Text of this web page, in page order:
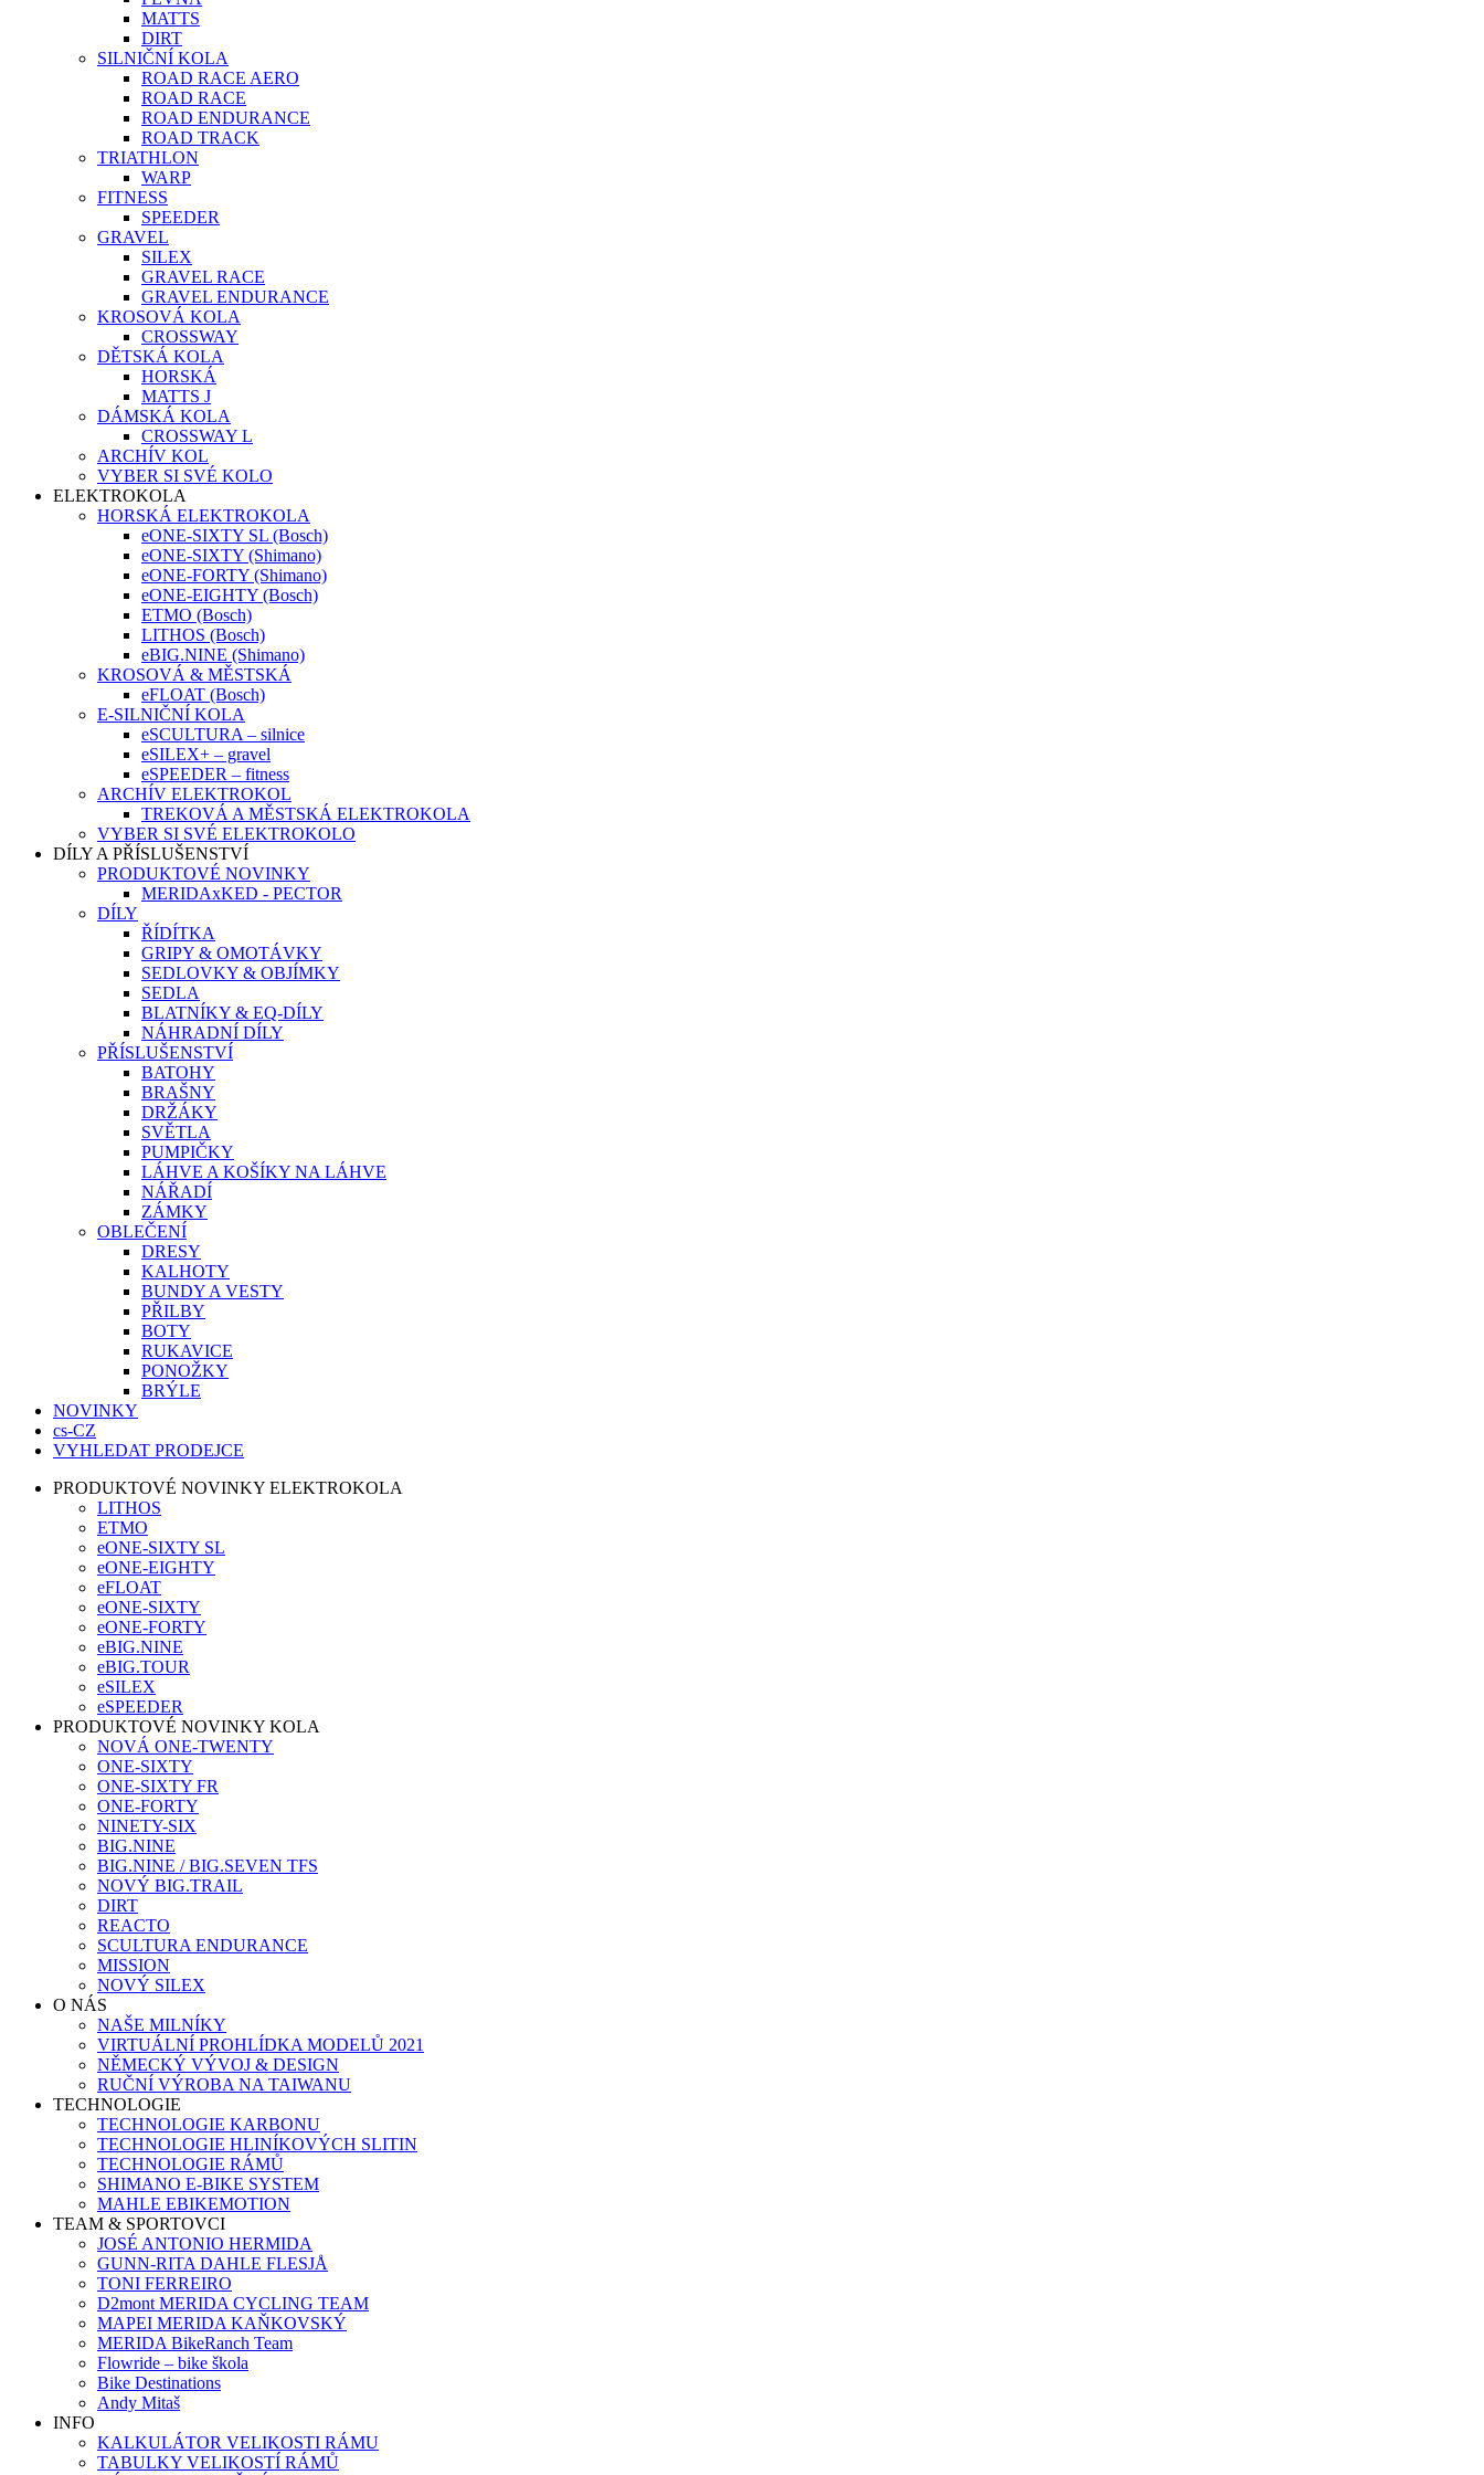
MATTS
DIRT
SILNIČNÍ KOLA
ROAD RACE AERO
ROAD RACE
ROAD ENDURANCE
ROAD TRACK
TRIATHLON
WARP
FITNESS
SPEEDER
GRAVEL
SILEX
GRAVEL RACE
GRAVEL ENDURANCE
KROSOVÁ KOLA
CROSSWAY
DĚTSKÁ KOLA
HORSKÁ
MATTS J
DÁMSKÁ KOLA
CROSSWAY L
ARCHÍV KOL
VYBER SI SVÉ KOLO
ELEKTROKOLA
HORSKÁ ELEKTROKOLA
eONE-SIXTY SL (Bosch)
eONE-SIXTY (Shimano)
eONE-FORTY (Shimano)
eONE-EIGHTY (Bosch)
ETMO (Bosch)
LITHOS (Bosch)
eBIG.NINE (Shimano)
KROSOVÁ & MĚSTSKÁ
eFLOAT (Bosch)
E-SILNIČNÍ KOLA
eSCULTURA – silnice
eSILEX+ – gravel
eSPEEDER – fitness
ARCHÍV ELEKTROKOL
TREKOVÁ A MĚSTSKÁ ELEKTROKOLA
VYBER SI SVÉ ELEKTROKOLO
DÍLY A PŘÍSLUŠENSTVÍ
PRODUKTOVÉ NOVINKY
MERIDAxKED - PECTOR
DÍLY
ŘÍDÍTKA
GRIPY & OMOTÁVKY
SEDLOVKY & OBJÍMKY
SEDLA
BLATNÍKY & EQ-DÍLY
NÁHRADNÍ DÍLY
PŘÍSLUŠENSTVÍ
BATOHY
BRAŠNY
DRŽÁKY
SVĚTLA
PUMPIČKY
LÁHVE A KOŠÍKY NA LÁHVE
NÁŘADÍ
ZÁMKY
OBLEČENÍ
DRESY
KALHOTY
BUNDY A VESTY
PŘILBY
BOTY
RUKAVICE
PONOŽKY
BRÝLE
NOVINKY
cs-CZ
VYHLEDAT PRODEJCE
PRODUKTOVÉ NOVINKY ELEKTROKOLA
LITHOS
ETMO
eONE-SIXTY SL
eONE-EIGHTY
eFLOAT
eONE-SIXTY
eONE-FORTY
eBIG.NINE
eBIG.TOUR
eSILEX
eSPEEDER
PRODUKTOVÉ NOVINKY KOLA
NOVÁ ONE-TWENTY
ONE-SIXTY
ONE-SIXTY FR
ONE-FORTY
NINETY-SIX
BIG.NINE
BIG.NINE / BIG.SEVEN TFS
NOVÝ BIG.TRAIL
DIRT
REACTO
SCULTURA ENDURANCE
MISSION
NOVÝ SILEX
O NÁS
NAŠE MILNÍKY
VIRTUÁLNÍ PROHLÍDKA MODELŮ 2021
NĚMECKÝ VÝVOJ & DESIGN
RUČNÍ VÝROBA NA TAIWANU
TECHNOLOGIE
TECHNOLOGIE KARBONU
TECHNOLOGIE HLINÍKOVÝCH SLITIN
TECHNOLOGIE RÁMŮ
SHIMANO E-BIKE SYSTEM
MAHLE EBIKEMOTION
TEAM & SPORTOVCI
JOSÉ ANTONIO HERMIDA
GUNN-RITA DAHLE FLESJÅ
TONI FERREIRO
D2mont MERIDA CYCLING TEAM
MAPEI MERIDA KAŇKOVSKÝ
MERIDA BikeRanch Team
Flowride – bike škola
Bike Destinations
Andy Mitaš
INFO
KALKULÁTOR VELIKOSTI RÁMU
TABULKY VELIKOSTÍ RÁMŮ